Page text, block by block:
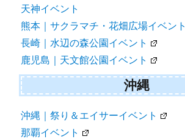
天神イベント
熊本｜サクラマチ・花畑広場イベント
長崎｜水辺の森公園イベント
鹿児島｜天文館公園イベント
沖縄
沖縄｜祭り＆エイサーイベント
那覇イベント